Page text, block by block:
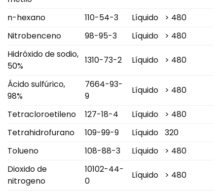
n-hexano
110-54-3 Líquido
> 480
Nitrobenceno
98-95-3 Líquido
> 480
Hidróxido de sodio,
50%
1310-73-2 Líquido > 480
Ácido sulfúrico,
98%
7664-93-
9
Líquido > 480
Tetracloroetileno 127-18-4 Líquido
> 480
Tetrahidrofurano
109-99-9 Líquido 320
Tolueno
108-88-3 Líquido
> 480
Dioxido de
nitrogeno
10102-44-
0
Líquido > 480